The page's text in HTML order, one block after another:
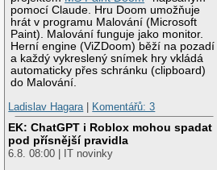
pomocí Claude. Hru Doom umožňuje
hrát v programu Malování (Microsoft
Paint). Malování funguje jako monitor.
Herní engine (ViZDoom) běží na pozadí
a každý vykreslený snímek hry vkládá
automaticky přes schránku (clipboard)
do Malování.
Ladislav Hagara
Komentářů: 3
EK: ChatGPT i Roblox mohou spadat
pod přísnější pravidla
6.8. 08:00 | IT novinky